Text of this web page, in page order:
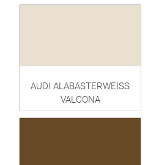
AUDI ALABASTERWEISS
VALCONA